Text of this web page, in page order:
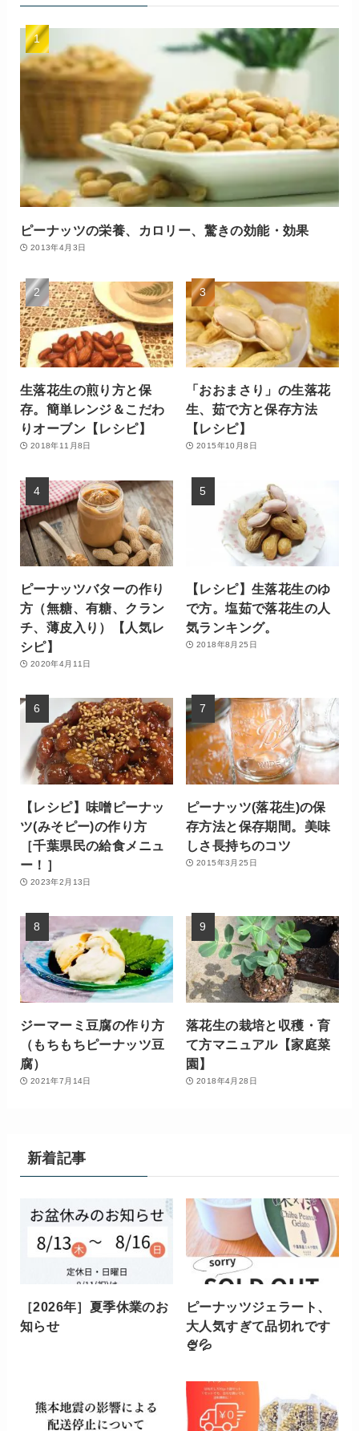
ピーナッツの栄養、カロリー、驚きの効能・効果
2013年4月3日
生落花生の煎り方と保
存。簡単レンジ＆こだわ
りオーブン【レシピ】
2018年11月8日
「おおまさり」の生落花
生、茹で方と保存方法
【レシピ】
2015年10月8日
ピーナッツバターの作り
方（無糖、有糖、クラン
チ、薄皮入り）【人気レ
シピ】
2020年4月11日
【レシピ】生落花生のゆ
で方。塩茹で落花生の人
気ランキング。
2018年8月25日
【レシピ】味噌ピーナッ
ツ(みそピー)の作り方
［千葉県民の給食メニュ
ー！］
2023年2月13日
ピーナッツ(落花生)の保
存方法と保存期間。美味
しさ長持ちのコツ
2015年3月25日
ジーマーミ豆腐の作り方
（もちもちピーナッツ豆
腐）
2021年7月14日
落花生の栽培と収穫・育
て方マニュアル【家庭菜
園】
2018年4月28日
新着記事
［2026年］夏季休業のお
知らせ
ピーナッツジェラート、
大人気すぎて品切れです
🍨💦